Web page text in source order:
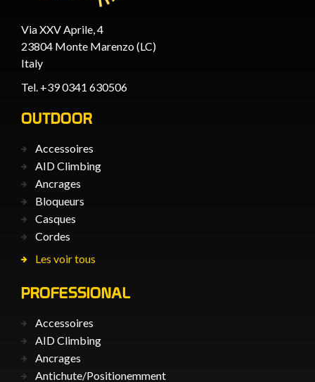
Via XXV Aprile, 4
23804 Monte Marenzo (LC)
Italy
Tel. +39 0341 630506
OUTDOOR
Accessoires
AID Climbing
Ancrages
Bloqueurs
Casques
Cordes
Les voir tous
PROFESSIONAL
Accessoires
AID Climbing
Ancrages
Antichute/Positionemment